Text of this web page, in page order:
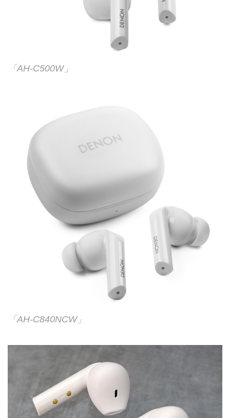
「AH-C500W」
「AH-C840NCW」